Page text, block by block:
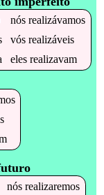
nósrealizávamos
vósrealizáveis
elesrealizavam
nósrealizaremos